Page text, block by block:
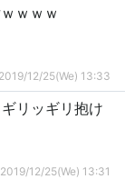
ｗｗｗ
2019/12/25(We) 13:33
リッギリ抱け
2019/12/25(We) 13:31